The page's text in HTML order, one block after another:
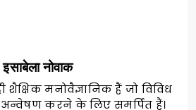
इसाबेला नोवाक
शैक्षिक मनोवैज्ञानिक हैं जो विविध
अन्वेषण करने के लिए समर्पित हैं।